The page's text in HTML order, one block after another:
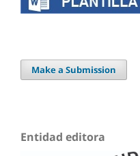
Make a Submission
Entidad editora